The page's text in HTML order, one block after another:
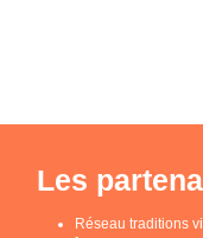
Les
Réseau traditions